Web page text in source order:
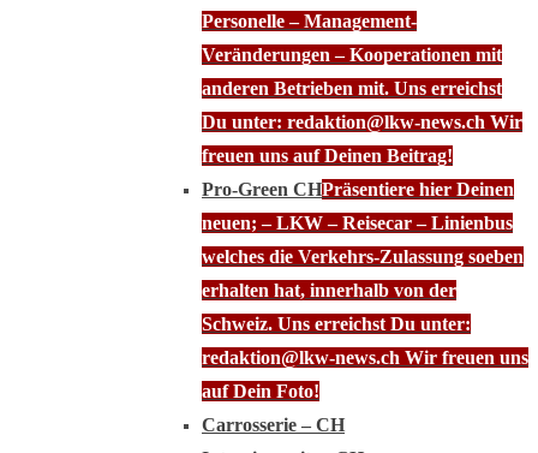
Personelle – Management-
Veränderungen – Kooperationen mit
anderen Betrieben mit. Uns erreichst
Du unter: redaktion@lkw-news.ch Wir
freuen uns auf Deinen Beitrag!
Pro-Green CHPräsentiere hier Deinen
neuen; – LKW – Reisecar – Linienbus
welches die Verkehrs-Zulassung soeben
erhalten hat, innerhalb von der
Schweiz. Uns erreichst Du unter:
redaktion@lkw-news.ch Wir freuen uns
auf Dein Foto!
Carrosserie – CH